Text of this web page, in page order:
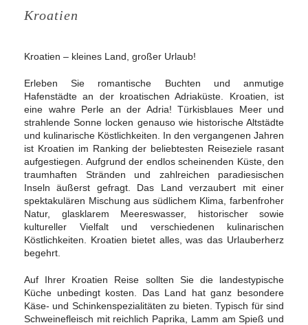
Kroatien
Kroatien – kleines Land, großer Urlaub!
Erleben Sie romantische Buchten und anmutige
Hafenstädte an der kroatischen Adriaküste. Kroatien, ist
eine wahre Perle an der Adria! Türkisblaues Meer und
strahlende Sonne locken genauso wie historische Altstädte
und kulinarische Köstlichkeiten. In den vergangenen Jahren
ist Kroatien im Ranking der beliebtesten Reiseziele rasant
aufgestiegen. Aufgrund der endlos scheinenden Küste, den
traumhaften Stränden und zahlreichen paradiesischen
Inseln äußerst gefragt. Das Land verzaubert mit einer
spektakulären Mischung aus südlichem Klima, farbenfroher
Natur, glasklarem Meereswasser, historischer sowie
kultureller Vielfalt und verschiedenen kulinarischen
Köstlichkeiten. Kroatien bietet alles, was das Urlauberherz
begehrt.
Auf Ihrer Kroatien Reise sollten Sie die landestypische
Küche unbedingt kosten. Das Land hat ganz besondere
Käse- und Schinkenspezialitäten zu bieten. Typisch für sind
Schweinefleisch mit reichlich Paprika, Lamm am Spieß und